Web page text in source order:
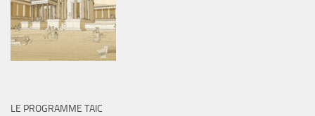
LE PROGRAMME TAIC